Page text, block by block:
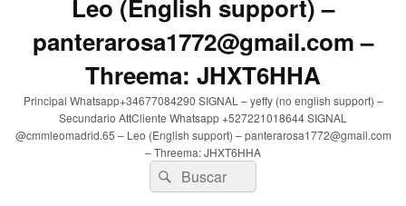
Leo (English support) –
panterarosa1772@gmail.com –
Threema: JHXT6HHA
Principal Whatsapp+34677084290 SIGNAL – yeffy (no english support) –
Secundario AttCliente Whatsapp +527221018644 SIGNAL
@cmmleomadrid.65 – Leo (English support) – panterarosa1772@gmail.com
– Threema: JHXT6HHA
Buscar
por:
Buscar